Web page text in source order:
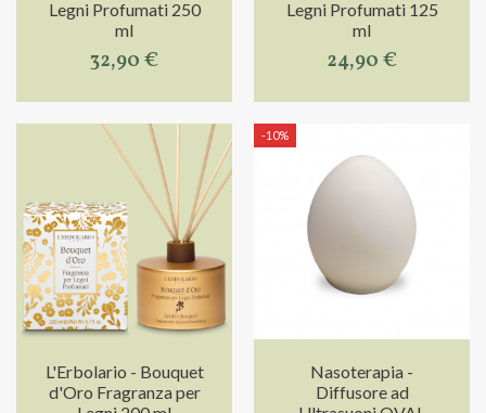
Legni Profumati 250
ml
32,90 €
Legni Profumati 125
ml
24,90 €
L'Erbolario - Bouquet
d'Oro Fragranza per
-10%
Nasoterapia -
Diffusore ad